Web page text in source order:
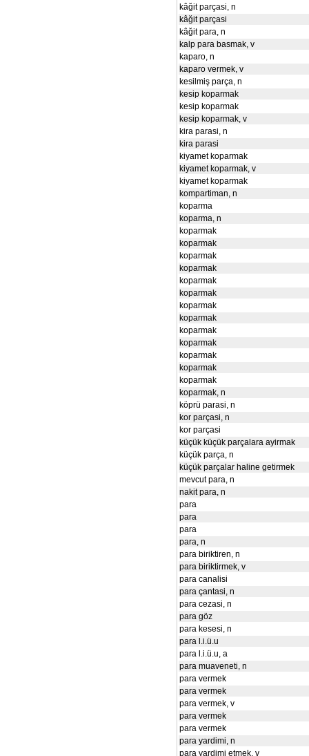
kâğit parçasi, n
kâğit parçasi
kâğit para, n
kalp para basmak, v
kaparo, n
kaparo vermek, v
kesilmiş parça, n
kesip koparmak
kesip koparmak
kesip koparmak, v
kira parasi, n
kira parasi
kiyamet koparmak
kiyamet koparmak, v
kiyamet koparmak
kompartiman, n
koparma
koparma, n
koparmak
koparmak
koparmak
koparmak
koparmak
koparmak
koparmak
koparmak
koparmak
koparmak
koparmak
koparmak
koparmak
koparmak, n
köprü parasi, n
kor parçasi, n
kor parçasi
küçük küçük parçalara ayirmak
küçük parça, n
küçük parçalar haline getirmek
mevcut para, n
nakit para, n
para
para
para
para, n
para biriktiren, n
para biriktirmek, v
para canalisi
para çantasi, n
para cezasi, n
para göz
para kesesi, n
para l.i.ü.u
para l.i.ü.u, a
para muaveneti, n
para vermek
para vermek
para vermek, v
para vermek
para vermek
para yardimi, n
para yardimi etmek, v